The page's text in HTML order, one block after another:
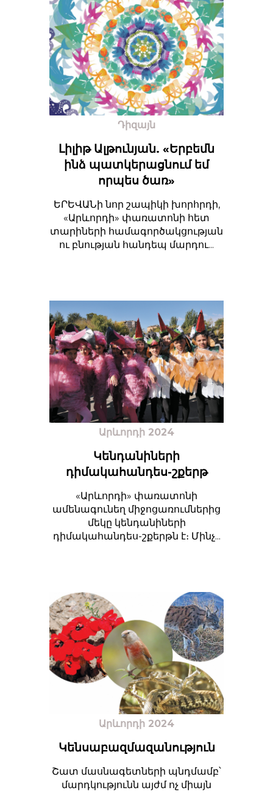
Դիզայն
Լիլիթ Ալթունյան. «Երբեմն
ինձ պատկերացնում եմ
որպես ծառ»
ԵՐԵՎԱՆի նոր շապիկի խորհրդի,
«Արևորդի» փառատոնի հետ
տարիների համագործակցության
ու բնության հանդեպ մարդու...
Արևորդի 2024
Կենդանիների
դիմակահանդես-շքերթ
«Արևորդի» փառատոնի
ամենագունեղ միջոցառումներից
մեկը կենդանիների
դիմակահանդես-շքերթն է։ Մինչ...
Արևորդի 2024
Կենսաբազմազանություն
Շատ մասնագետների պնդմամբ՝
մարդկությունն այժմ ոչ միայն